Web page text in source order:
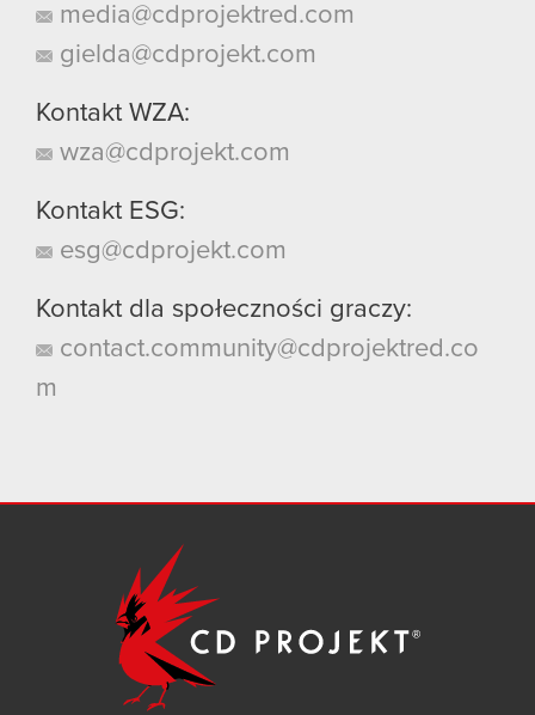
media@cdprojektred.com
gielda@cdprojekt.com
Kontakt WZA:
wza@cdprojekt.com
Kontakt ESG:
esg@cdprojekt.com
Kontakt dla społeczności graczy:
contact.community@cdprojektred.co
m